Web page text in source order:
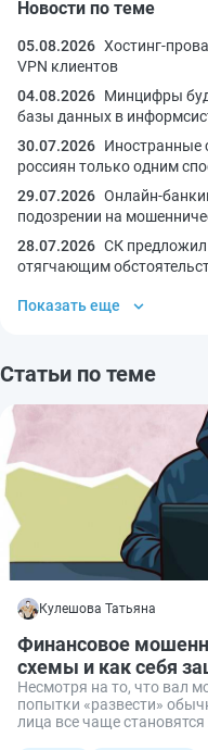
Новости по теме
05.08.2026 Хостинг-
VPN клиентов
04.08.2026 Минцифры
базы данных в
30.07.2026 Иностранные
россиян только одним
29.07.2026 Онлайн-
подозрении на
28.07.2026 СК предложил
отягчающим
Показать еще
Статьи по теме
Кулешова Татьяна
Финансовое
схемы и как себя
Несмотря на то, что вал
попытки «развести»
лица все чаще